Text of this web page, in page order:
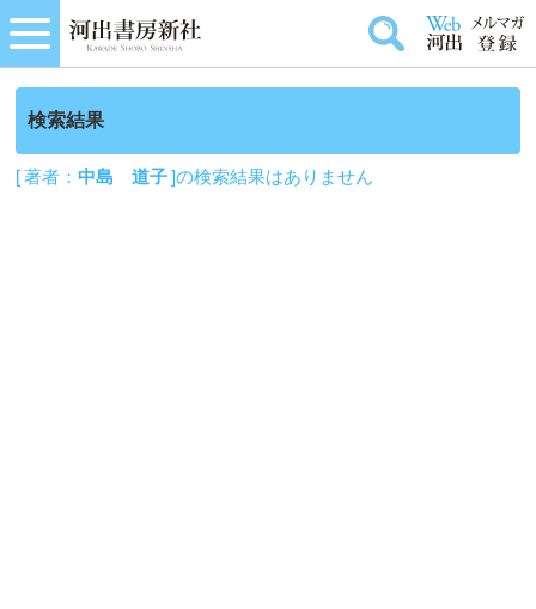
検索結果
[ 著者：中島 道子]の検索結果はありません